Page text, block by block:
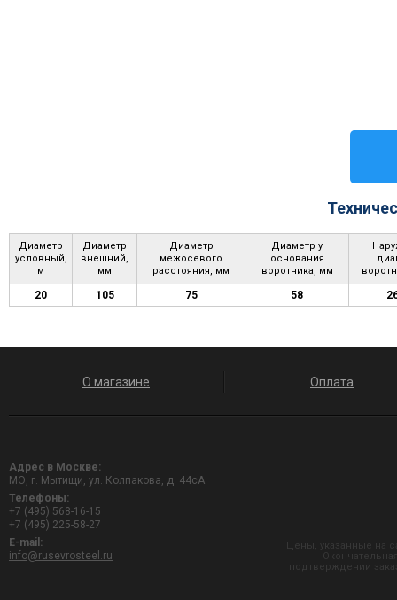
Диаметр
условный,
м
Диаметр
внешний,
мм
Диаметр
межосевого
расстояния, мм
Диаметр у
основания
воротника, мм
20 105 75 58
О магазине Оплата
Адрес в Москве:
МО, г. Мытищи, ул. Колпакова, д. 44сА
Телефоны:
+7 (495) 568-16-15
+7 (495) 225-58-27
E-mail:
info@rusevrosteel.ru
Цены, указанные на
подтверждении